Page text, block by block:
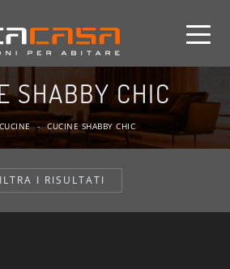
SHABBY CHIC
CUCINE - CUCINE SHABBY CHIC
I RISULTATI